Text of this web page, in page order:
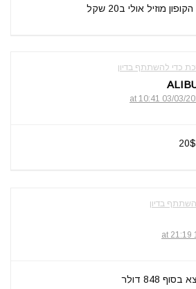
מוזיל אולי ב20 שקל
כדי להשתתף בדיון
03/03/2021 at
בדיון
848 דולר